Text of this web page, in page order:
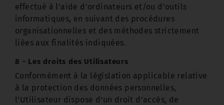
effectué à l'aide d'ordinateurs et/ou d'outils
informatiques, en suivant des procédures
organisationnelles et des méthodes strictement
liées aux finalités indiquées.
8 - Les droits des Utilisateurs
Conformément à la législation applicable relative
à la protection des données personnelles,
l’Utilisateur dispose d'un droit d’accès, de